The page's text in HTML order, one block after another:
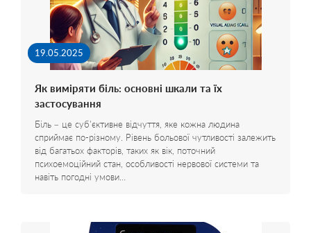
19.05.2025
Як виміряти біль: основні шкали та їх
застосування
Біль – це суб'єктивне відчуття, яке кожна людина
сприймає по-різному. Рівень больової чутливості залежить
від багатьох факторів, таких як вік, поточний
психоемоційний стан, особливості нервової системи та
навіть погодні умови…